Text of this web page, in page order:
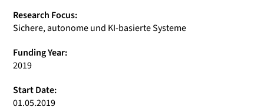
Research Focus:
Sichere, autonome und KI-basierte Systeme
Funding Year:
2019
Start Date:
01.05.2019